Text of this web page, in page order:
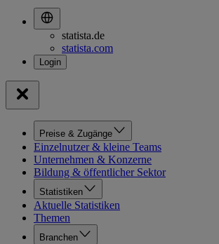
statista.de
statista.com
Preise & Zugänge
Einzelnutzer & kleine Teams
Unternehmen & Konzerne
Bildung & öffentlicher Sektor
Statistiken
Aktuelle Statistiken
Themen
Branchen